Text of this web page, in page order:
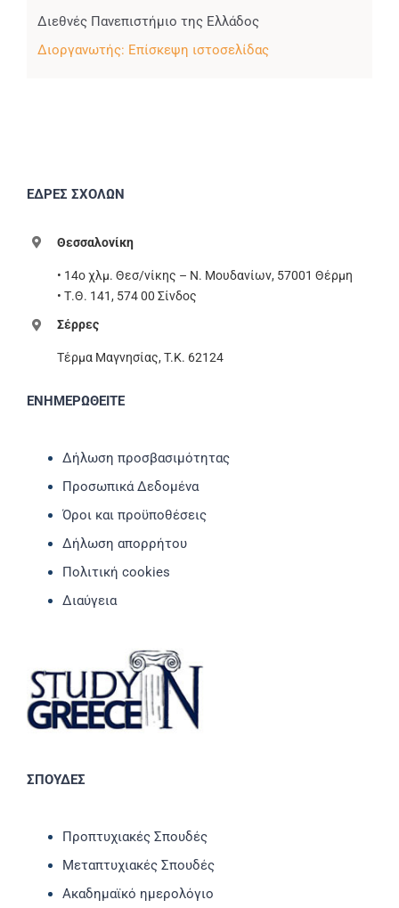
Διεθνές Πανεπιστήμιο της Ελλάδος
Διοργανωτής: Επίσκεψη ιστοσελίδας
ΕΔΡΕΣ ΣΧΟΛΩΝ
Θεσσαλονίκη
• 14ο χλμ. Θεσ/νίκης – Ν. Μουδανίων, 57001 Θέρμη
• Τ.Θ. 141, 574 00 Σίνδος
Σέρρες
Τέρμα Μαγνησίας, T.K. 62124
ΕΝΗΜΕΡΩΘΕΙΤΕ
Δήλωση προσβασιμότητας
Προσωπικά Δεδομένα
Όροι και προϋποθέσεις
Δήλωση απορρήτου
Πολιτική cookies
Διαύγεια
ΣΠΟΥΔΕΣ
Προπτυχιακές Σπουδές
Μεταπτυχιακές Σπουδές
Ακαδημαϊκό ημερολόγιο